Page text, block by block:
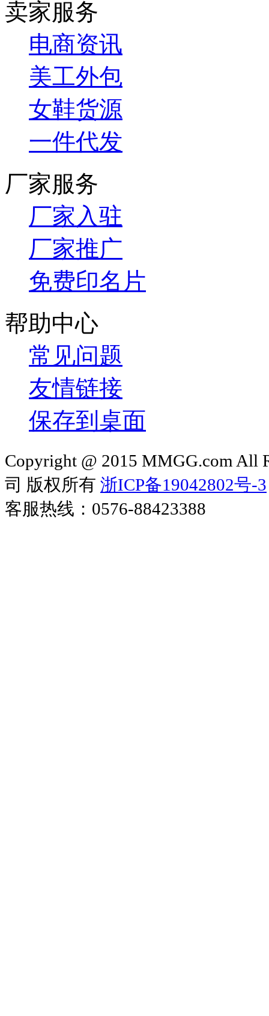
卖家服务
电商资讯
美工外包
女鞋货源
一件代发
厂家服务
厂家入驻
厂家推广
免费印名片
帮助中心
常见问题
友情链接
保存到桌面
Copyright @ 2015 MMGG.com All
司 版权所有 浙ICP备19042802号-3
客服热线：0576-88423388